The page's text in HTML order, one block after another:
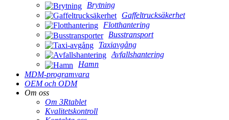
Brytning
Gaffeltrucksäkerhet
Flotthantering
Busstransport
Taxiavgång
Avfallshantering
Hamn
MDM-programvara
OEM och ODM
Om oss
Om 3Rtablet
Kvalitetskontroll